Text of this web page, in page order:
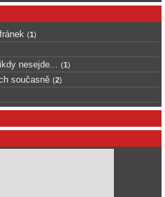
(1)
nesejde... (1)
současně (2)